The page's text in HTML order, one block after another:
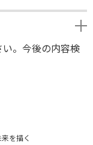
。今後の内容検
を描く